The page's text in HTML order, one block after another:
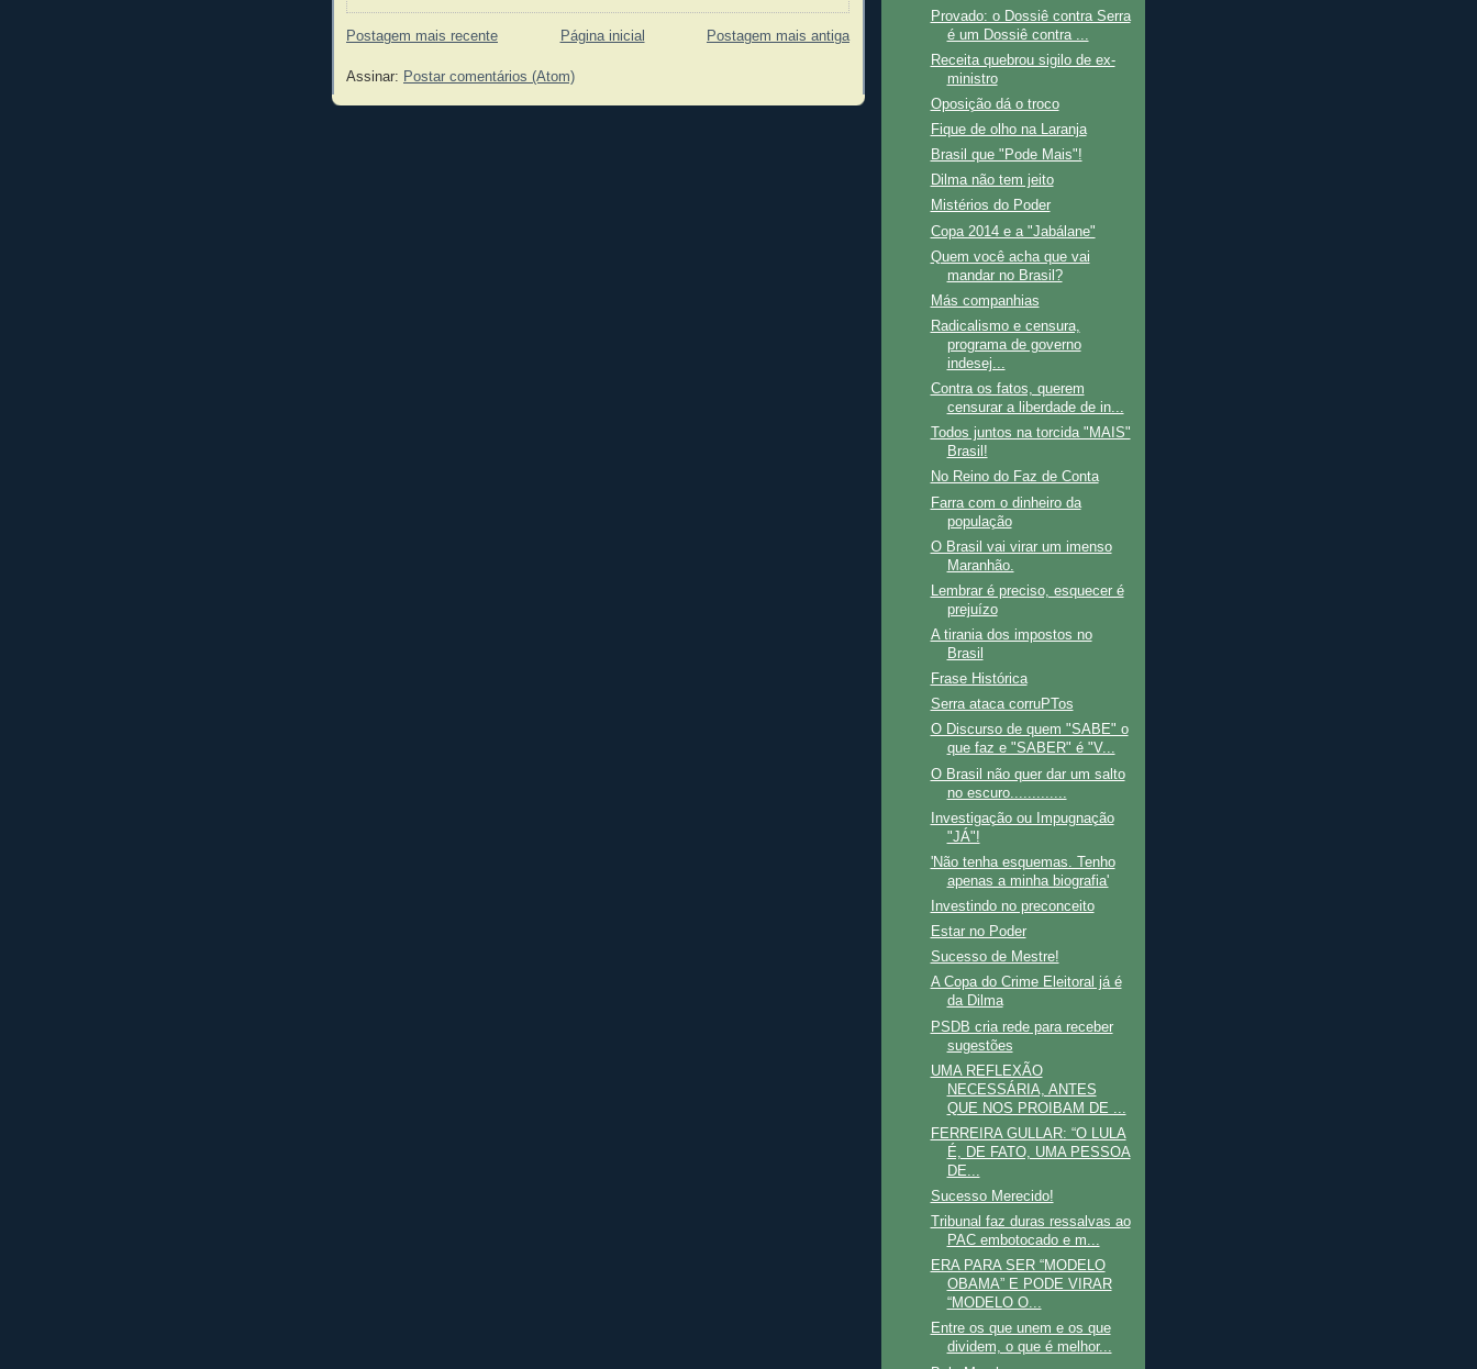
Postagem mais recente Postagem mais antiga
Página inicial
Assinar: Postar comentários (Atom)
Provado: o Dossiê contra Serra
é um Dossiê contra ...
Receita quebrou sigilo de ex-
ministro
Oposição dá o troco
Fique de olho na Laranja
Brasil que "Pode Mais"!
Dilma não tem jeito
Mistérios do Poder
Copa 2014 e a "Jabálane"
Quem você acha que vai
mandar no Brasil?
Más companhias
Radicalismo e censura,
programa de governo
indesej...
Contra os fatos, querem
censurar a liberdade de in...
Todos juntos na torcida "MAIS"
Brasil!
No Reino do Faz de Conta
Farra com o dinheiro da
população
O Brasil vai virar um imenso
Maranhão.
Lembrar é preciso, esquecer é
prejuízo
A tirania dos impostos no
Brasil
Frase Histórica
Serra ataca corruPTos
O Discurso de quem "SABE" o
que faz e "SABER" é "V...
O Brasil não quer dar um salto
no escuro.............
Investigação ou Impugnação
"JÁ"!
'Não tenha esquemas. Tenho
apenas a minha biografia'
Investindo no preconceito
Estar no Poder
Sucesso de Mestre!
A Copa do Crime Eleitoral já é
da Dilma
PSDB cria rede para receber
sugestões
UMA REFLEXÃO
NECESSÁRIA, ANTES
QUE NOS PROIBAM DE ...
FERREIRA GULLAR: “O LULA
É, DE FATO, UMA PESSOA
DE...
Sucesso Merecido!
Tribunal faz duras ressalvas ao
PAC embotocado e m...
ERA PARA SER “MODELO
OBAMA” E PODE VIRAR
“MODELO O...
Entre os que unem e os que
dividem, o que é melhor...